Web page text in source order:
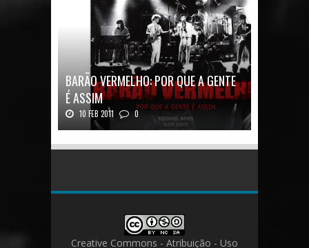
BARÃO VERMELHO: POR QUE A GENTE
É ASSIM
10 FEB 2011 0
Barão Vermelho: Por que a Gente é
Creative Commons - Atribuição - Uso